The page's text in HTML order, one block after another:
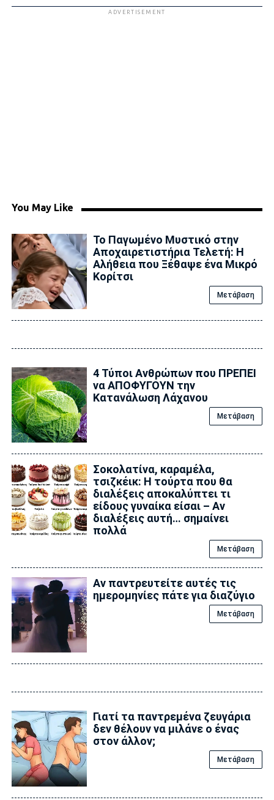
ADVERTISEMENT
You May Like
Το Παγωμένο Μυστικό στην
Αποχαιρετιστήρια Τελετή: Η
Αλήθεια που Ξέθαψε ένα Μικρό
Κορίτσι
Μετάβαση
4 Τύποι Ανθρώπων που ΠΡΕΠΕΙ
να ΑΠΟΦΥΓΟΥΝ την
Κατανάλωση Λάχανου
Μετάβαση
Σοκολατίνα, καραμέλα,
τσιζκέικ: Η τούρτα που θα
διαλέξεις αποκαλύπτει τι
είδους γυναίκα είσαι – Αν
διαλέξεις αυτή… σημαίνει
πολλά
Μετάβαση
Αν παντρευτείτε αυτές τις
ημερομηνίες πάτε για διαζύγιο
Μετάβαση
Γιατί τα παντρεμένα ζευγάρια
δεν θέλουν να μιλάνε ο ένας
στον άλλον;
Μετάβαση